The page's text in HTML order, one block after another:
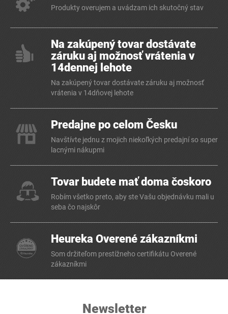
Produkty overujem a uvádzam ich skutočný stav
Na zakúpený tovar dostávate
záruku aj možnosť vrátenia v
14dennej lehote
Na zakúpený tovar dostávate záruku aj možnosť
vrátenia v 14dňovej lehote
Predajne po celom Česku
Navštívte jednu z mojich niekoľkých predajní so super
lacnými nákupmi
Tovar budete mať doma čoskoro
Robím všetko preto, aby ste Vašu objednávku mali u
seba čo najskôr
Heureka Overené zákazníkmi
Som držiteľom prestížneho certifikátu Overené
zákazníkmi
Newsletter